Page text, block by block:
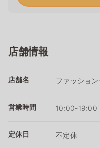
店舗情報
店舗名 ファッショ
営業時間 10:00-19:00
定休日 不定休